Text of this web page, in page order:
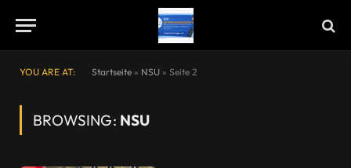
YOU ARE AT: Startseite » NSU » Seite 2
BROWSING: NSU